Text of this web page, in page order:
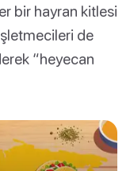
bir hayran kitlesi
de
“heyecan